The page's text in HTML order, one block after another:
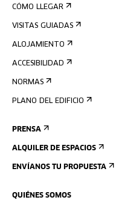
CÓMO LLEGAR
VISITAS GUIADAS
ALOJAMIENTO
ACCESIBILIDAD
NORMAS
PLANO DEL EDIFICIO
PRENSA
ALQUILER DE ESPACIOS
ENVÍANOS TU PROPUESTA
QUIÉNES SOMOS